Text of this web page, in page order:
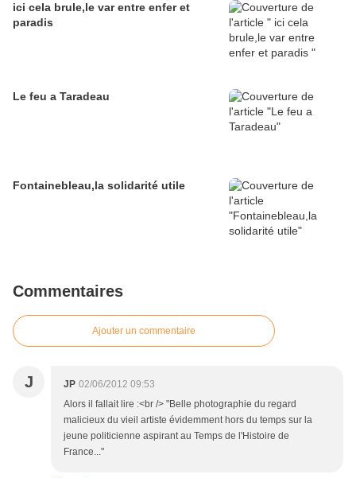
ici cela brule,le var entre enfer et
paradis
Le feu a Taradeau
Fontainebleau,la solidarité utile
Commentaires
Ajouter un commentaire
J JP 02/06/2012 09:53
Alors il fallait lire :<br /> "Belle photographie du regard
malicieux du vieil artiste évidemment hors du temps sur la
jeune politicienne aspirant au Temps de l'Histoire de
France..."